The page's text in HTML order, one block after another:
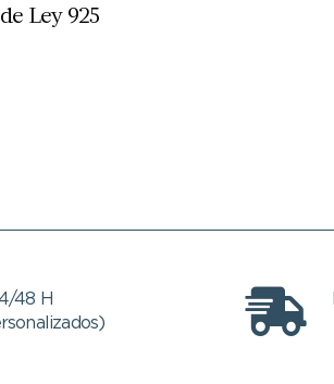
Ley 925
48 H